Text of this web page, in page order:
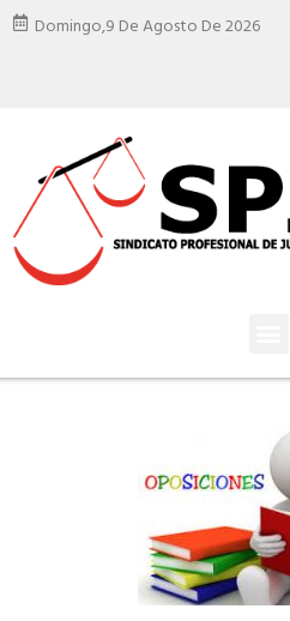
Domingo,9 De Agosto De 2026